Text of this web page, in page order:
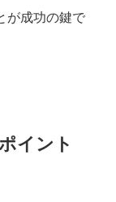
が成功の鍵で
イント